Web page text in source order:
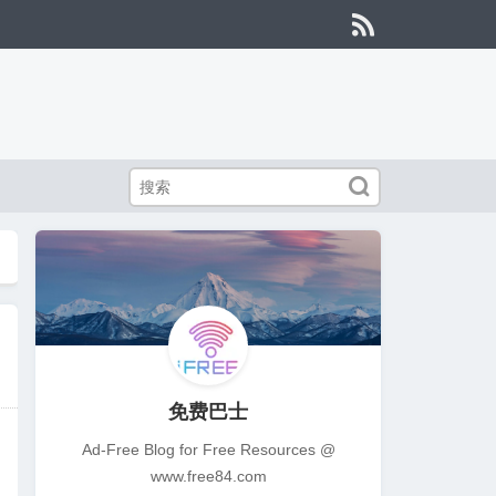


免费巴士
Ad-Free Blog for Free Resources @
www.free84.com